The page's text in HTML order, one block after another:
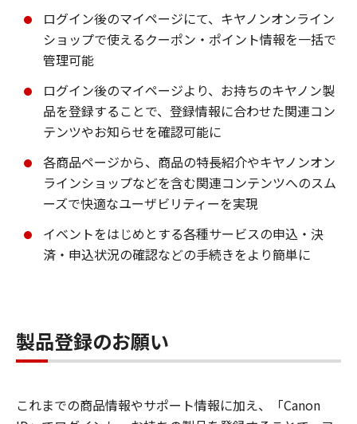
ログイン後のマイページにて、キヤノンオンライン
ショップで使えるクーポン・ポイント情報を一括で
管理可能
ログイン後のマイページより、お持ちのキヤノン製
品を登録することで、登録情報に合わせた関連コン
テンツやお知らせを確認可能に
各商品ページから、商品の特長紹介やキヤノンオン
ラインショップなどを含む関連コンテンツへのスム
ーズで快適なユーザビリティーを実現
イベントをはじめとする各種サービスの申込・決
済・申込状況の確認などの手続きをより簡単に
製品登録のお願い
これまでの商品情報やサポート情報に加え、「Canon